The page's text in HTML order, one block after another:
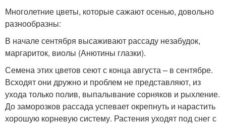
Многолетние цветы, которые сажают осенью, довольно
разнообразны:
В начале сентября высаживают рассаду незабудок,
маргариток, виолы (Анютины глазки).
Семена этих цветов сеют с конца августа – в сентябре.
Всходят они дружно и проблем не представляют, из
ухода только полив, выпалывание сорняков и рыхление.
До заморозков рассада успевает окрепнуть и нарастить
хорошую корневую систему. Растения уходят под снег с